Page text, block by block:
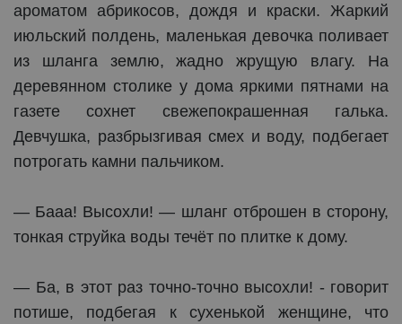
ароматом абрикосов, дождя и краски. Жаркий
июльский полдень, маленькая девочка поливает
из шланга землю, жадно жрущую влагу. На
деревянном столике у дома яркими пятнами на
газете сохнет свежепокрашенная галька.
Девчушка, разбрызгивая смех и воду, подбегает
потрогать камни пальчиком.
— Бааа! Высохли! — шланг отброшен в сторону,
тонкая струйка воды течёт по плитке к дому.
— Ба, в этот раз точно-точно высохли! - говорит
потише, подбегая к сухенькой женщине, что